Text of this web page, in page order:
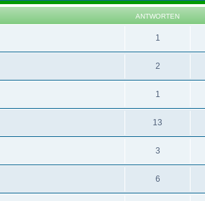
ANTWORTEN
1
2
1
13
3
6